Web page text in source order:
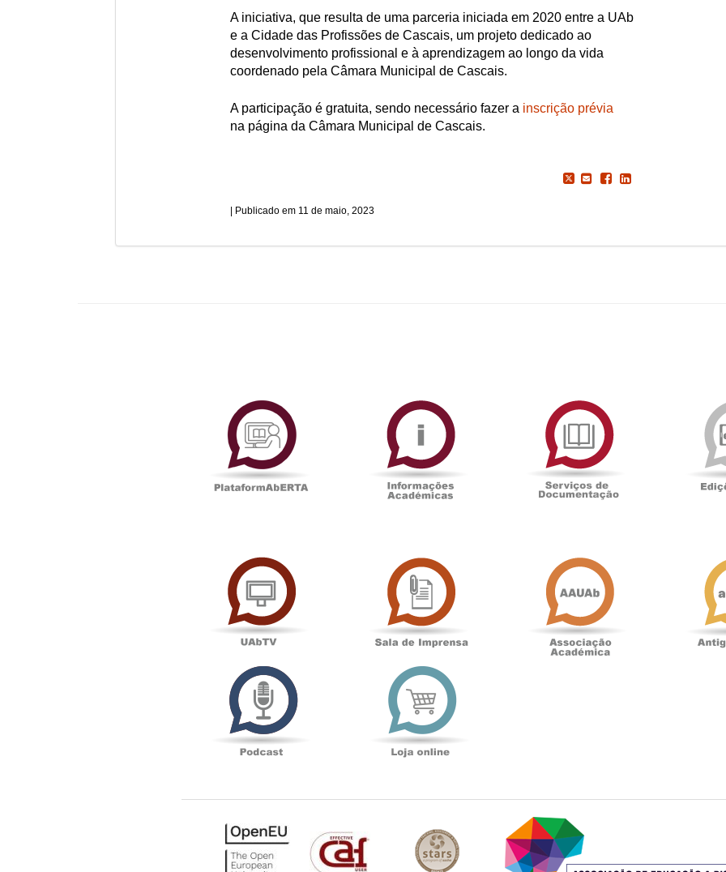
A iniciativa, que resulta de uma parceria iniciada em 2020 entre a UAb
e a Cidade das Profissões de Cascais, um projeto dedicado ao
desenvolvimento profissional e à aprendizagem ao longo da vida
coordenado pela Câmara Municipal de Cascais.
A participação é gratuita, sendo necessário fazer a inscrição prévia
na página da Câmara Municipal de Cascais.
11 de maio, 2023
PlataformAberta
Académicas